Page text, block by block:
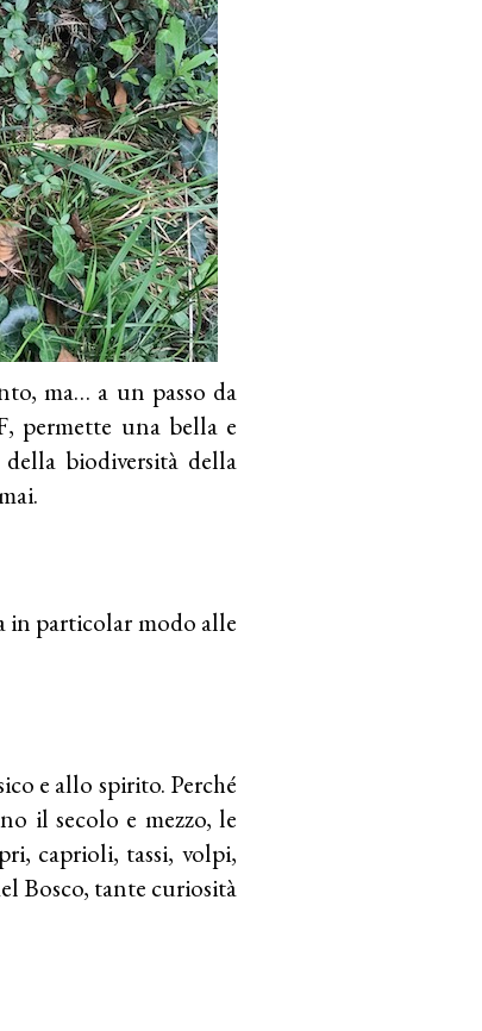
ma… a un passo da
permette una bella e
biodiversità della
in particolar modo alle
e allo spirito. Perché
il secolo e mezzo, le
caprioli, tassi, volpi,
Bosco, tante curiosità